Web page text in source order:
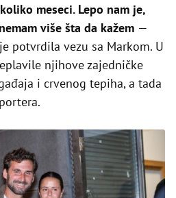
meseci. Lepo nam je,
više šta da kažem —
potvrdila vezu sa Markom. U
njihove zajedničke
i crvenog tepiha, a tada